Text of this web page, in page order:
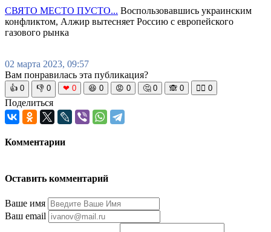
СВЯТО МЕСТО ПУСТО... Воспользовавшись украинским
конфликтом, Алжир вытесняет Россию с европейского
газового рынка
02 марта 2023, 09:57
Вам понравилась эта публикация?
👍 0 👎 0 ❤ 0 😆 0 😡 0 🤔 0 🙈 0 🧘‍♀️ 0
Поделиться
Комментарии
Оставить комментарий
Ваше имя
Ваш email